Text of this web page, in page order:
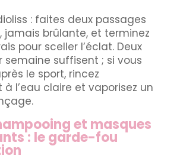
: faites deux passages
jamais brûlante, et terminez
pour sceller l’éclat. Deux
semaine suffisent ; si vous
le sport, rincez
l’eau claire et vaporisez un
et masques
: le garde-fou